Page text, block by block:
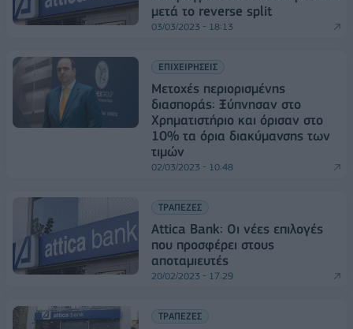
μετά το reverse split
03/03/2023 - 18:13
ΕΠΙΧΕΙΡΗΣΕΙΣ
Μετοχές περιορισμένης
διασποράς: Ξύπνησαν στο
Χρηματιστήριο και όρισαν στο
10% τα όρια διακύμανσης των
τιμών
02/03/2023 - 10:48
ΤΡΑΠΕΖΕΣ
Attica Bank: Οι νέες επιλογές
που προσφέρει στους
αποταμιευτές
20/02/2023 - 17:29
ΤΡΑΠΕΖΕΣ